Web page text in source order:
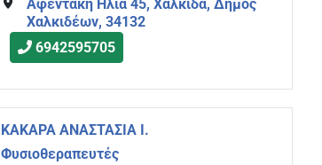
Αφεντάκη Ηλία 45, Χαλκίδα, Δήμος
Χαλκιδέων, 34132
6942595705
ΚΑΚΑΡΑ ΑΝΑΣΤΑΣΙΑ Ι.
Φυσιοθεραπευτές